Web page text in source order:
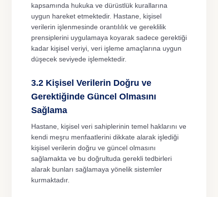
kapsamında hukuka ve dürüstlük kurallarına
uygun hareket etmektedir. Hastane, kişisel
verilerin işlenmesinde orantılılık ve gereklilik
prensiplerini uygulamaya koyarak sadece gerektiği
kadar kişisel veriyi, veri işleme amaçlarına uygun
düşecek seviyede işlemektedir.
3.2 Kişisel Verilerin Doğru ve
Gerektiğinde Güncel Olmasını
Sağlama
Hastane, kişisel veri sahiplerinin temel haklarını ve
kendi meşru menfaatlerini dikkate alarak işlediği
kişisel verilerin doğru ve güncel olmasını
sağlamakta ve bu doğrultuda gerekli tedbirleri
alarak bunları sağlamaya yönelik sistemler
kurmaktadır.